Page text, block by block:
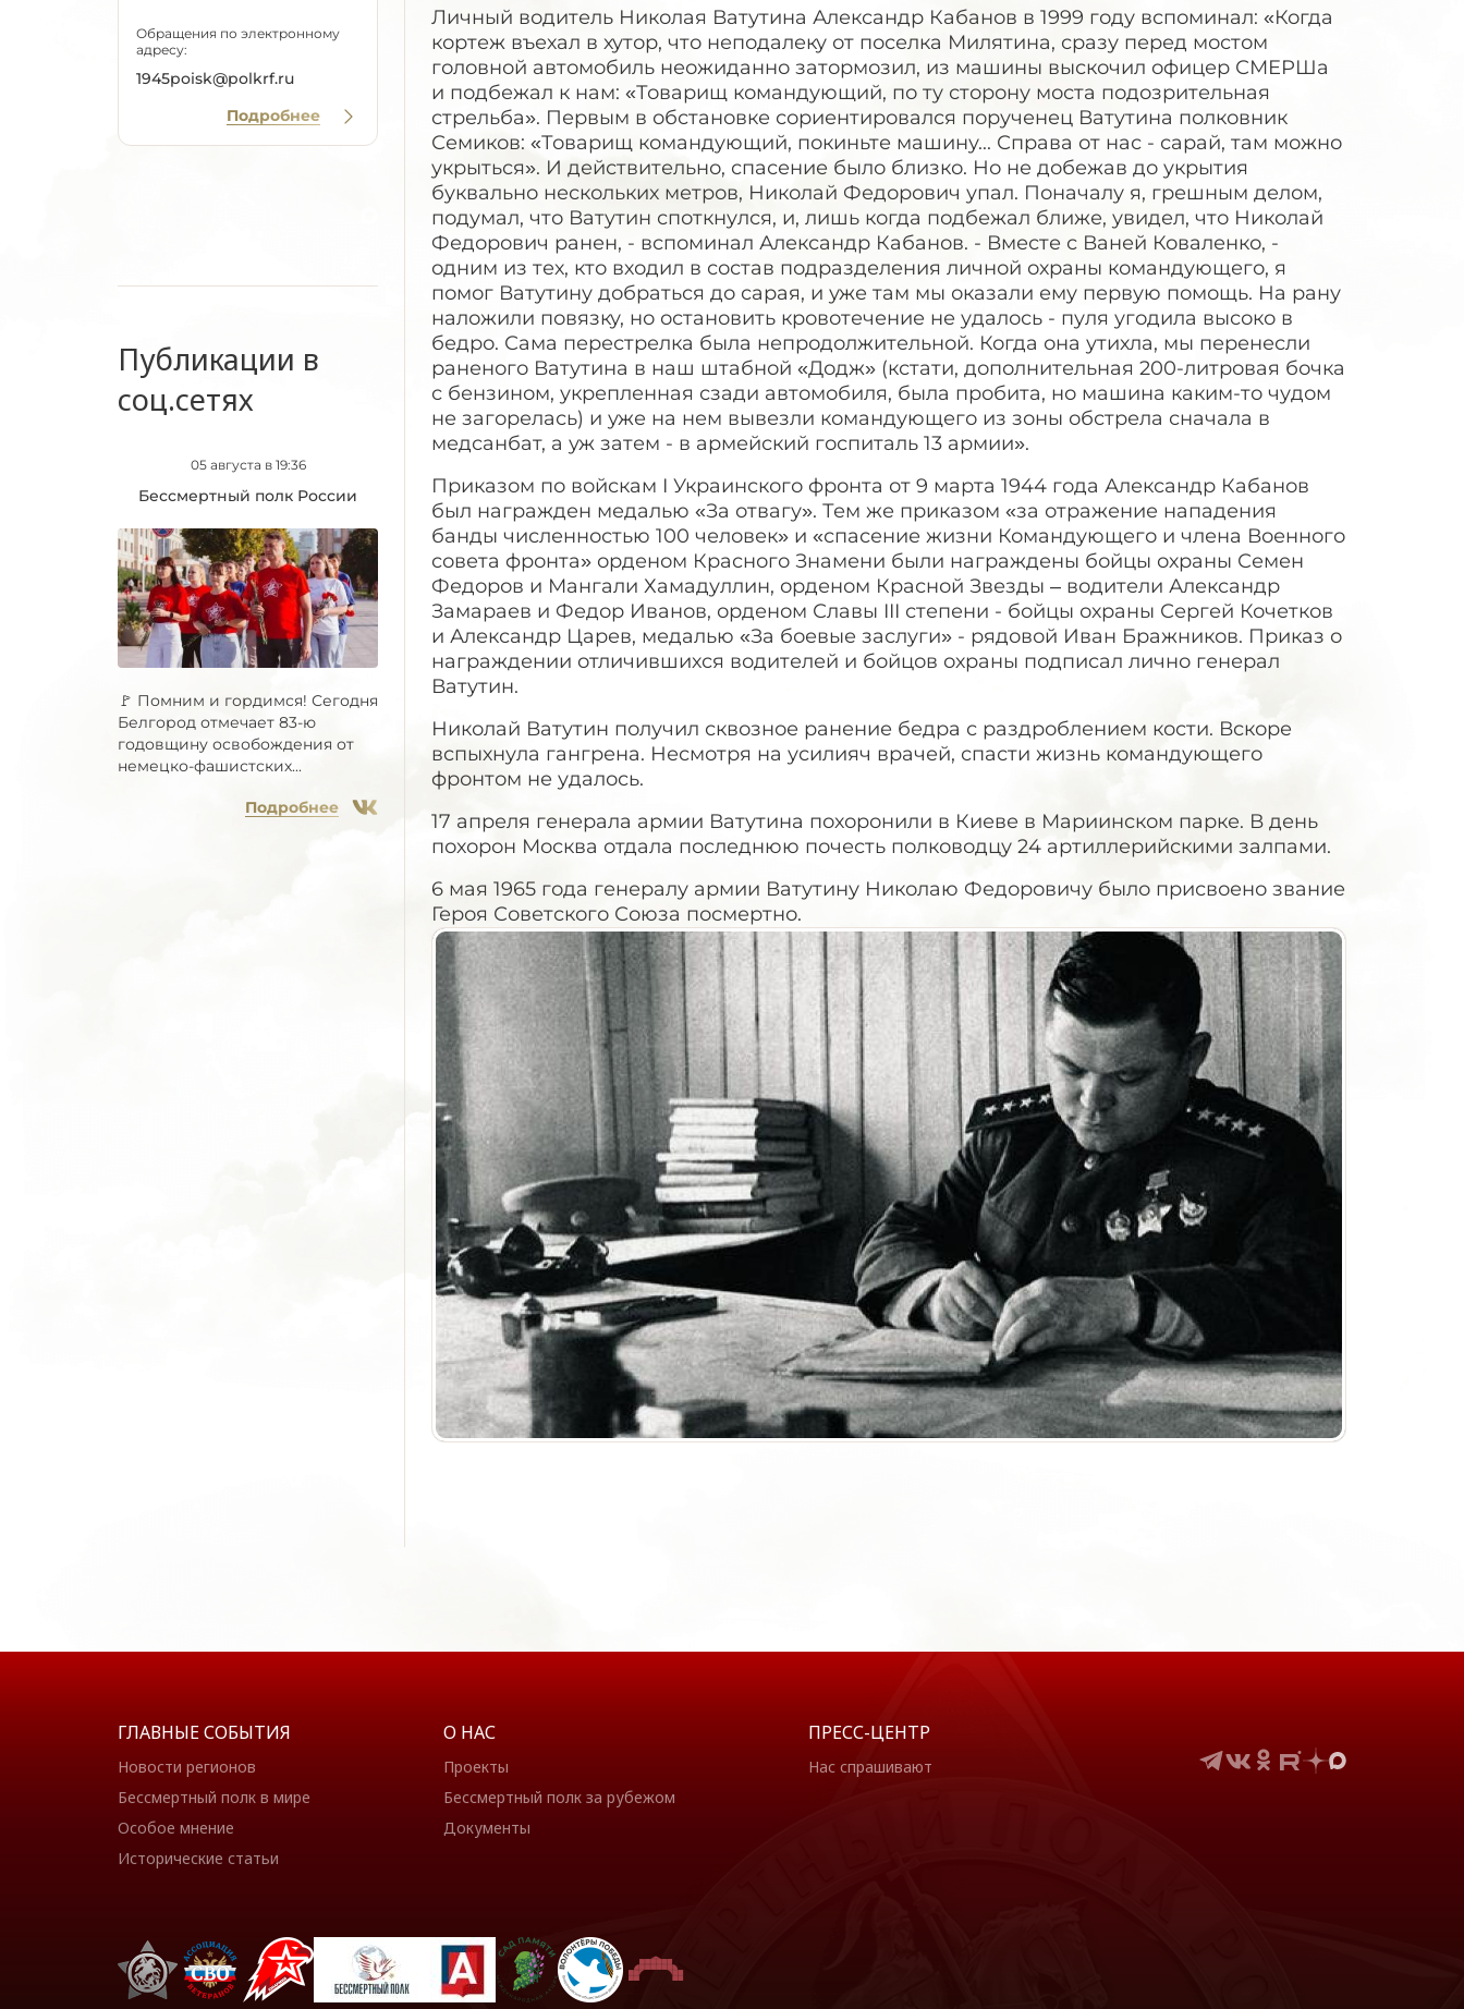
Обращения по электронному
адресу:
1945poisk@polkrf.ru
Подробнее
Публикации в
соц.сетях
05 августа в 19:36
Бессмертный полк России
🚩 Помним и гордимся! Сегодня
Белгород отмечает 83-ю
годовщину освобождения от
немецко-фашистских...
Подробнее
Личный водитель Николая Ватутина Александр Кабанов в 1999 году вспоминал: «Когда
кортеж въехал в хутор, что неподалеку от поселка Милятина, сразу перед мостом
головной автомобиль неожиданно затормозил, из машины выскочил офицер СМЕРШа
и подбежал к нам: «Товарищ командующий, по ту сторону моста подозрительная
стрельба». Первым в обстановке сориентировался порученец Ватутина полковник
Семиков: «Товарищ командующий, покиньте машину... Справа от нас - сарай, там можно
укрыться». И действительно, спасение было близко. Но не добежав до укрытия
буквально нескольких метров, Николай Федорович упал. Поначалу я, грешным делом,
подумал, что Ватутин споткнулся, и, лишь когда подбежал ближе, увидел, что Николай
Федорович ранен, - вспоминал Александр Кабанов. - Вместе с Ваней Коваленко, -
одним из тех, кто входил в состав подразделения личной охраны командующего, я
помог Ватутину добраться до сарая, и уже там мы оказали ему первую помощь. На рану
наложили повязку, но остановить кровотечение не удалось - пуля угодила высоко в
бедро. Сама перестрелка была непродолжительной. Когда она утихла, мы перенесли
раненого Ватутина в наш штабной «Додж» (кстати, дополнительная 200-литровая бочка
с бензином, укрепленная сзади автомобиля, была пробита, но машина каким-то чудом
не загорелась) и уже на нем вывезли командующего из зоны обстрела сначала в
медсанбат, а уж затем - в армейский госпиталь 13 армии».
Приказом по войскам I Украинского фронта от 9 марта 1944 года Александр Кабанов
был награжден медалью «За отвагу». Тем же приказом «за отражение нападения
банды численностью 100 человек» и «спасение жизни Командующего и члена Военного
совета фронта» орденом Красного Знамени были награждены бойцы охраны Семен
Федоров и Мангали Хамадуллин, орденом Красной Звезды – водители Александр
Замараев и Федор Иванов, орденом Славы III степени - бойцы охраны Сергей Кочетков
и Александр Царев, медалью «За боевые заслуги» - рядовой Иван Бражников. Приказ о
награждении отличившихся водителей и бойцов охраны подписал лично генерал
Ватутин.
Николай Ватутин получил сквозное ранение бедра с раздроблением кости. Вскоре
вспыхнула гангрена. Несмотря на усилияч врачей, спасти жизнь командующего
фронтом не удалось.
17 апреля генерала армии Ватутина похоронили в Киеве в Мариинском парке. В день
похорон Москва отдала последнюю почесть полководцу 24 артиллерийскими залпами.
6 мая 1965 года генералу армии Ватутину Николаю Федоровичу было присвоено звание
Героя Советского Союза посмертно.
ГЛАВНЫЕ СОБЫТИЯ
Новости регионов
Бессмертный полк в мире
Особое мнение
Исторические статьи
О НАС
Проекты
Бессмертный полк за рубежом
Документы
ПРЕСС-ЦЕНТР
Нас спрашивают